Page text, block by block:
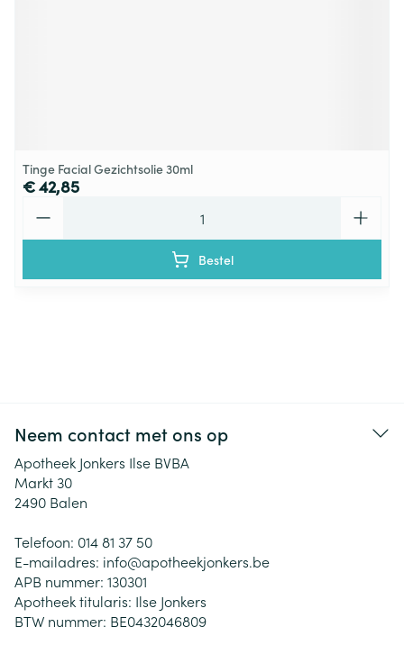
Tinge Facial Gezichtsolie 30ml
€ 42,85
Bestel
Neem contact met ons op
Apotheek Jonkers Ilse BVBA
Markt 30
2490 Balen
Telefoon: 014 81 37 50
E-mailadres: info@apotheekjonkers.be
APB nummer: 130301
Apotheek titularis: Ilse Jonkers
BTW nummer: BE0432046809